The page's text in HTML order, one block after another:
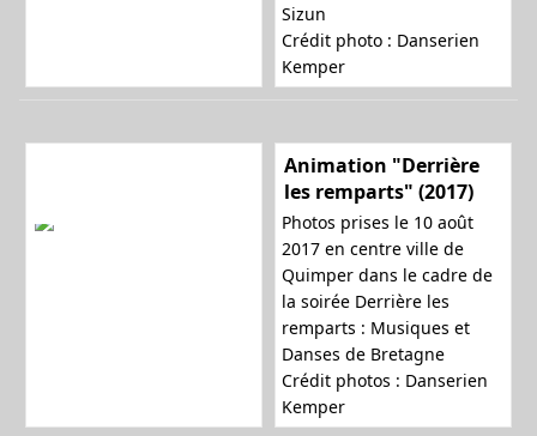
Sizun
Crédit photo : Danserien
Kemper
Animation "Derrière
les remparts" (2017)
Photos prises le 10 août
2017 en centre ville de
Quimper dans le cadre de
la soirée Derrière les
remparts : Musiques et
Danses de Bretagne
Crédit photos : Danserien
Kemper